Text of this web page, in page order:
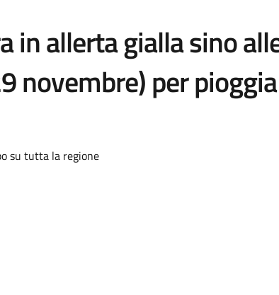
in allerta gialla sino
novembre) per
su tutta la regione